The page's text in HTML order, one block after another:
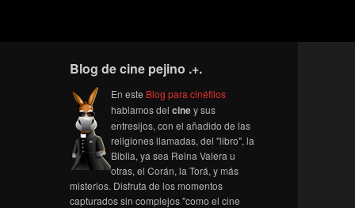
Blog de cine pejino .+.
En este Blog para cinéfilos
hablamos del ciney sus
entresijos, con el añadido de las
religiones llamadas, del "libro", la
Biblia, ya sea Reina Valera u
otras, el Corán, la Torá, y más
misterios. Disfruta de los momentos
capturados sin complejos "como el cine